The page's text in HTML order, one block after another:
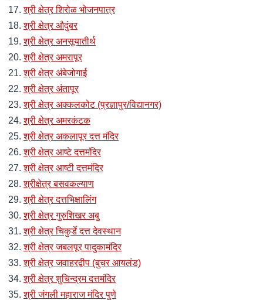
श्री क्षेत्र शिरोळ भोजनपात्र
श्री क्षेत्र औदुंबर
श्री क्षेत्र अनसूयातीर्थ
श्री क्षेत्र अमरापूर
श्री क्षेत्र अंबेजोगाई
श्री क्षेत्र अंतापूर
श्री क्षेत्र अक्कलकोट (प्रज्ञापुर/विद्यानगर)
श्री क्षेत्र अमरकंटक
श्री क्षेत्र अकलापूर दत्त मंदिर
श्री क्षेत्र आष्टे दत्तमंदिर
श्री क्षेत्र आष्टी दत्तमंदिर
श्रीक्षेत्र बसवकल्याण
श्री क्षेत्र दत्तभिक्षालिंग
श्री क्षेत्र गुरुशिखर अबु
श्री क्षेत्र चिकुर्डे दत्त देवस्थान
श्री क्षेत्र जबलपूर पादुकामंदिर
श्री क्षेत्र जवाहरद्वीप (बुचर आयलंड)
श्री क्षेत्र शुचिन्द्रम दत्तमंदिर
श्री जंगली महाराज मंदिर पुणे